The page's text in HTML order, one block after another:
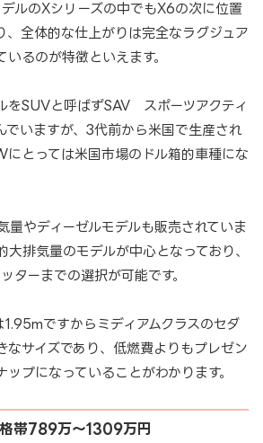
ルのXシリーズの中でもX6の次に位置
、全体的な仕上がりは完全なラグジュア
いるのが特徴といえます。
をSUVと呼ばずSAV スポーツアクティ
でいますが、3代前から米国で生産され
とっては米国市場のドル箱的車種にな
量やディーゼルモデルも販売されていま
大排気量のモデルが中心となっており、
ターまでの選択が可能です。
ですからミディアムクラスのセダ
なサイズであり、低燃費よりもプレゼン
プになっていることがわかります。
帯789万～1309万円